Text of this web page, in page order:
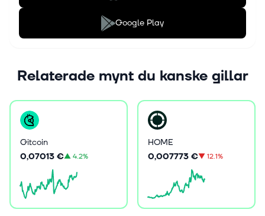
Google Play
Relaterade mynt du kanske gillar
Gitcoin
0,07013 €▲4.2%
HOME
0,007773 €▼12.1%